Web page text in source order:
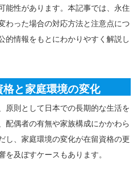
能性があります。本記事では、永住
わった場合の対応方法と注意点につ
的情報をもとにわかりやすく解説し
格と家庭環境の変化
原則として日本での長期的な生活を
配偶者の有無や家族構成にかかわら
し、家庭環境の変化が在留資格の更
を及ぼすケースもあります。